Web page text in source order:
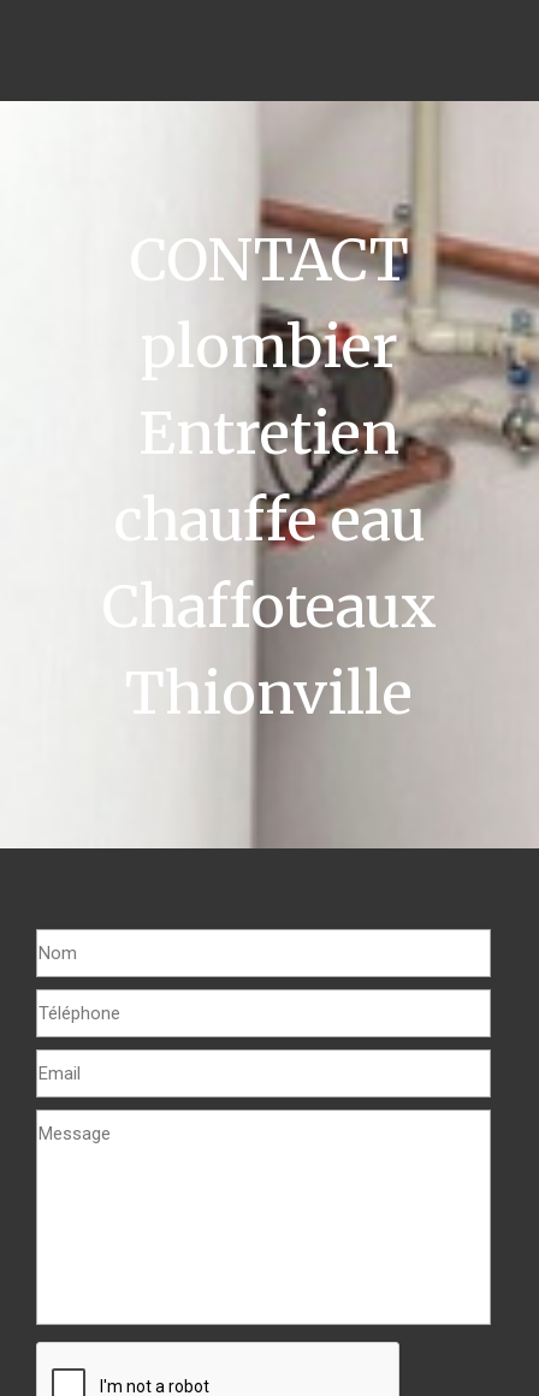
CONTACT
plombier
Entretien
chauffe eau
Chaffoteaux
Thionville